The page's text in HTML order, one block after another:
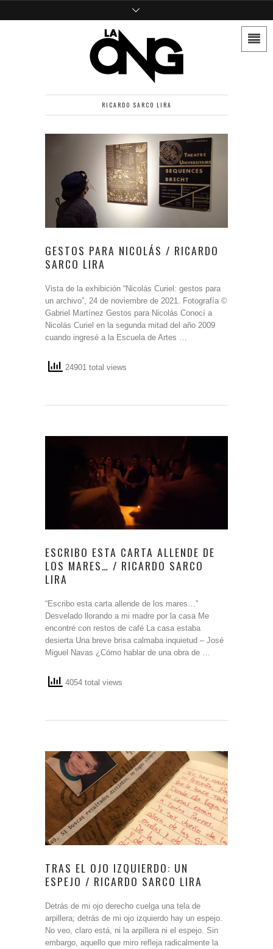
RICARDO SARCO LIRA
GESTOS PARA NICOLÁS / RICARDO
SARCO LIRA
Vista de la exhibición “Nicolás Curiel: gestos para
un archivo”, 24 de noviembre de 2021. Fotografía ©
Gabriel Martínez Gestos para Nicolás Conocí a
Nicolás Curiel en la segunda mitad del año 2009
cuando ingresé a la Escuela de Artes …
24901 total views
ESCRIBO ESTA CARTA ALLENDE DE
LOS MARES… / RICARDO SARCO
LIRA
“Escribo esta carta allende de los mares…”
Desvelado llorando a mi madre por la casa Me
encontré con restos de café La casa estaba
desierta Una breve brisa calmaba inquietud – José
Miguel Navas ¿Cómo hablar de una obra de …
4054 total views
TRAS EL OJO IZQUIERDO: UN
ESPEJO / RICARDO SARCO LIRA
Detrás de mi ojo derecho cuelga una tela de
arpillera; detrás de mi ojo izquierdo hay un espejo.
No veo, claro está, ni la arpillera ni el espejo. Sin
embargo, aquello que miro refleja radicalmente la